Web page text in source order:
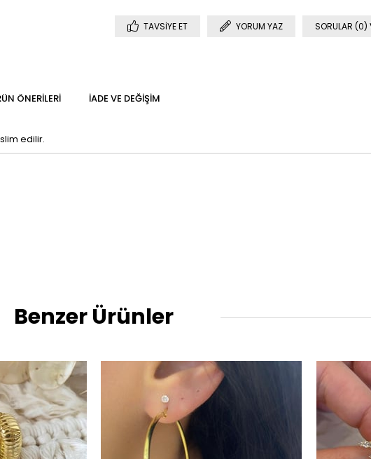
TAVSIYE ET YORUM YAZ SORULAR (0)
ÖNERILERI İADE VE DEĞIŞIM
edilir.
Benzer Ürünler